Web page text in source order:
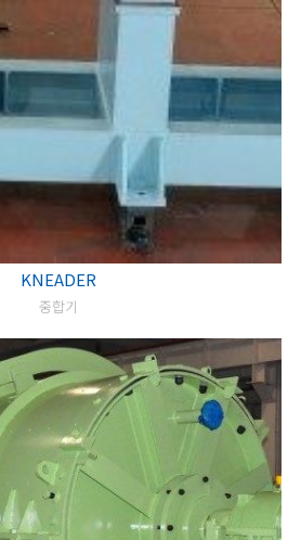
KNEADER
중합기